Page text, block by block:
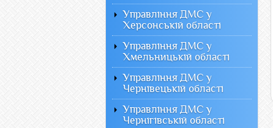
Управління ДМС у
Херсонській області
Управління ДМС у
Хмельницькій області
Управління ДМС у
Чернівецькій області
Управління ДМС у
Чернігівській області